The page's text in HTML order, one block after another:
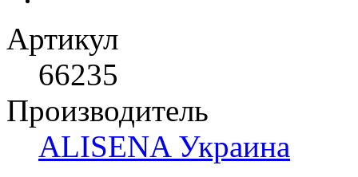
Артикул
66235
Производитель
ALISENA Украина